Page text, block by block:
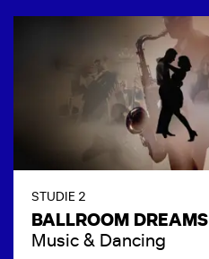
STUDIE 2
BALLROOM DREAMS
Music & Dancing